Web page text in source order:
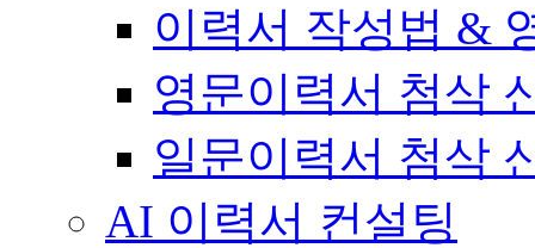
이력서 작성법 &
영문이력서 첨삭
일문이력서 첨삭
AI 이력서 컨설팅